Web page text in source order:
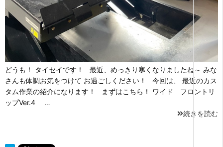
どうも！ タイセイです！ 最近、めっきり寒くなりましたね～ みな
さんも体調お気をつけて お過ごしください！ 今回は、 最近のカス
タム作業の紹介になります！ まずはこちら！ ワイド フロントリ
ップVer.4 …
続きを読む